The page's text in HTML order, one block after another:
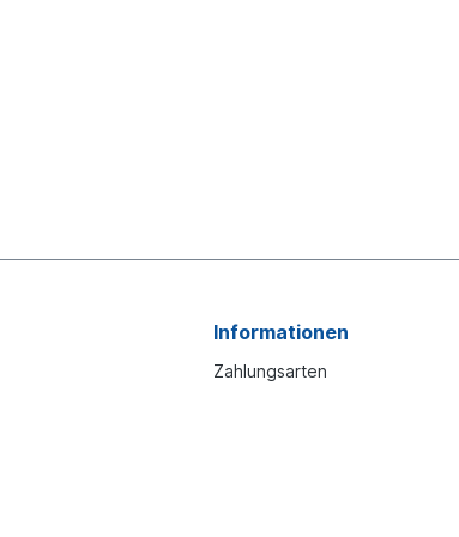
Informationen
Zahlungsarten